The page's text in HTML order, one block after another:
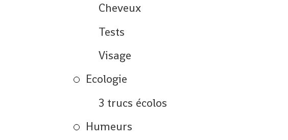
Cheveux
Tests
Visage
Ecologie
3 trucs écolos
Humeurs